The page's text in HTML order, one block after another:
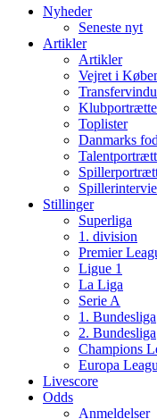
Nyheder
Seneste nyt
Artikler
Artikler
Vejret i
Toplister
Danmarks
Stillinger
Superliga
1. division
Premier
Ligue 1
La Liga
Serie A
1. Bundesliga
2. Bundesliga
Champions
Europa
Livescore
Odds
Anmeldelser